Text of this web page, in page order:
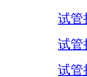
试管
试管
试管